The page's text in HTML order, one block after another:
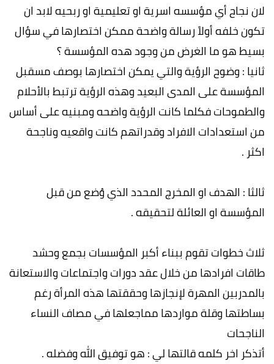
لان نجاح أي مؤسسه اسرية او تعليمية او ربحيه لابد ان
تكون خلفه أولاً رسالة واضحة ممكن اختصارها في سؤال
بسيط هو ما الغرض من وجود هده المؤسسة ؟
ثانيا : وضوح الرؤية والتي يمكن اختصارها بوصف مسقبل
المؤسسة على المدى البعيد وهذه الرؤية ترتبط بالأحلام
والطموحات فكلما كانت الرؤية واضحه ومبنيه على أساس
من استعدادات الافراد وقدراتهم كانت واقعيه وناجحة
اكثر .
ثالثا : الهدف او المخرج المحدد الذي وُضع من قبل
المؤسسة او العائلة لتحقيقه .
ثلاث خطوات تقوم ببناء أكبر المؤسسات بجمع وحشد
طاقات افرادها من خلال عقد دورات واجتماعات والاستعانة
بالمدربين المهرة لإنجازها وحققتها هذه المرأة رغم
بساطتها وقلة مواردها مماجعلها في مصاف النساء
الناجحات
أتذكر اخر كلمه قالتها لي : هو توفيق الله وفضله .